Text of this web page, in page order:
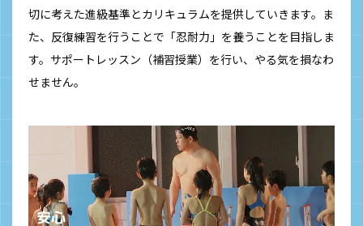
切に考えた進級基準とカリキュラムを提供していきます。ま
た、反復練習を行うことで「忍耐力」を養うことを目指しま
す。サポートレッスン（補習授業）を行い、やる気を損なわ
せません。